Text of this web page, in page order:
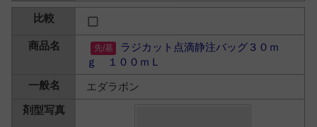
ラジカット点滴静注バッグ３０ｍ
ｇ １００ｍＬ
エダラボン